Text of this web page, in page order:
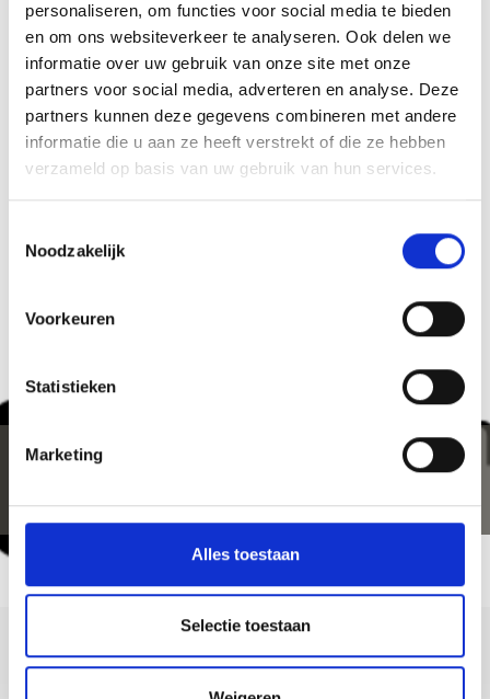
personaliseren, om functies voor social media te bieden
en om ons websiteverkeer te analyseren. Ook delen we
informatie over uw gebruik van onze site met onze
partners voor social media, adverteren en analyse. Deze
partners kunnen deze gegevens combineren met andere
informatie die u aan ze heeft verstrekt of die ze hebben
verzameld op basis van uw gebruik van hun services.
Noodzakelijk
Voorkeuren
Statistieken
Marketing
Alles toestaan
Selectie toestaan
Organisator
Marteller Erdbeertage
Martell 39020
zurück zu den Top Events
WAS DE INHOUD NUTTIG VOOR U?